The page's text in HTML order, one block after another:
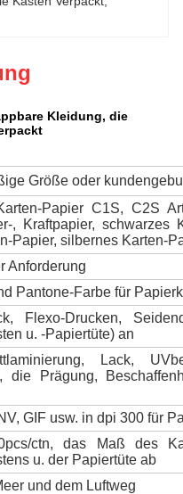
Kleidung, die
Größe oder
Papier C1S, C2S
, Kraftpapier, schwarzes
Papier, silbernes Karten-
Anforderung
Pantone-Farbe für
Flexo-Drucken,
u. -Papiertüte) an
Lack,
die Prägung,
GIF usw. in dpi 300 für
ctn, das Maß des
u. der Papiertüte ab
und dem Luftweg